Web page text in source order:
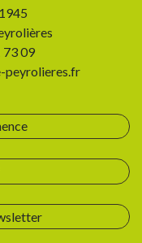
73 09
peyrolieres.fr